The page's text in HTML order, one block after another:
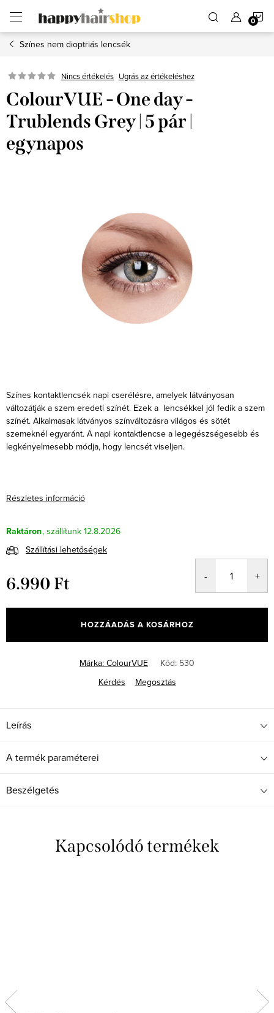
fő
tartalomhoz
Színes nem dioptriás lencsék
Nincs értékelés Ugrás az értékeléshez
ColourVUE - One day -
Trublends Grey | 5 pár |
egynapos
Színes kontaktlencsék napi cserélésre, amelyek látványosan
változátják a szem eredeti színét. Ezek a lencsékkel jól fedik a szem
színét. Alkalmasak látványos színváltozásra világos és sötét
szemeknél egyaránt. A napi kontaktlencse a legegészségesebb és
legkényelmesebb módja, hogy lencsét viseljen.
Részletes információ
Raktáron
12.8.2026
Szállítási lehetőségek
6.990 Ft
HOZZÁADÁS A KOSÁRHOZ
Márka: ColourVUE Kód: 530
Kérdés
Megosztás
Leírás
A termék paraméterei
Beszélgetés
Kapcsolódó termékek